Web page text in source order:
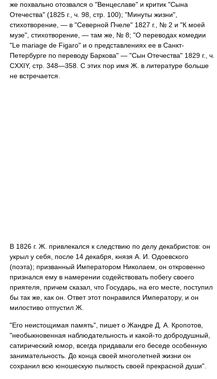
же похвально отозвался о "Венцеславе" и критик "Сына
Отечества" (1825 г., ч. 98, стр. 100); "Минуты жизни",
стихотворение, — в "Северной Пчеле" 1827 г., № 2 и "К моей
музе", стихотворение, — там же, № 8; "О переводах комедии
"Le mariage de Figaro" и о представлениях ее в Санкт-
Петербурге по переводу Баркова" — "Сын Отечества" 1829 г., ч.
CXXIY, стр. 348—358. С этих пор имя Ж. в литературе больше
не встречается.
В 1826 г. Ж. привлекался к следствию по делу декабристов: он
укрыл у себя, после 14 декабря, князя А. И. Одоевского
(поэта); призванный Императором Николаем, он откровенно
признался ему в намерении содействовать побегу своего
приятеля, причем сказал, что Государь, на его месте, поступил
бы так же, как он. Ответ этот понравился Императору, и он
милостиво отпустил Ж.
"Его неистощимая память", пишет о Жандре Д. А. Кропотов,
"необыкновенная наблюдательность и какой-то добродушный,
сатирический юмор, всегда придавали его беседе особенную
занимательность. До конца своей многолетней жизни он
сохранил всю юношескую пылкость своей прекрасной души".